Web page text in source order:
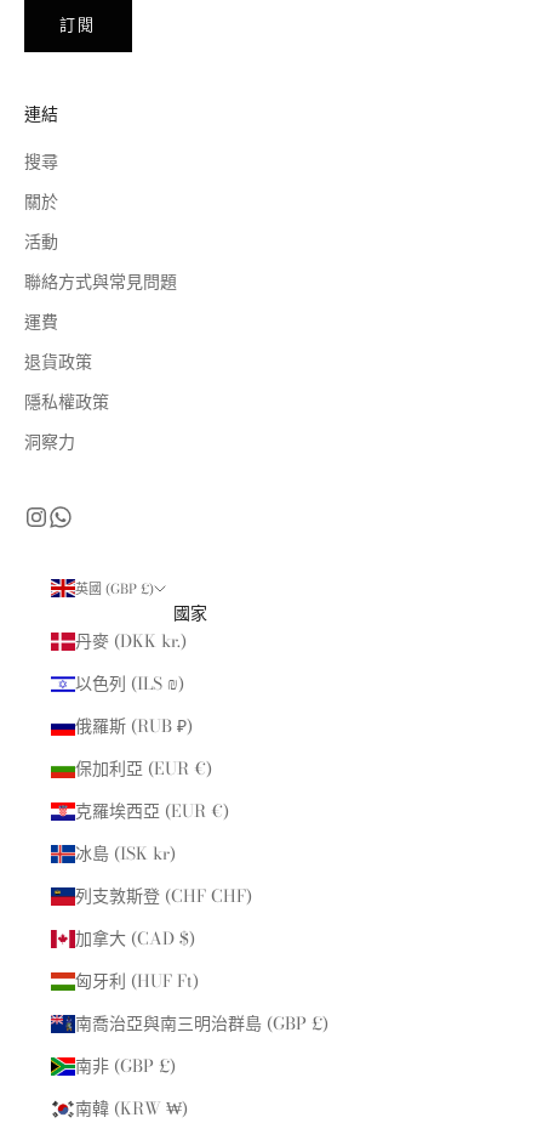
訂閱
連結
搜尋
關於
活動
聯絡方式與常見問題
運費
退貨政策
隱私權政策
洞察力
英國 (GBP £)
國家
丹麥 (DKK kr.)
以色列 (ILS ₪)
俄羅斯 (RUB ₽)
保加利亞 (EUR €)
克羅埃西亞 (EUR €)
冰島 (ISK kr)
列支敦斯登 (CHF CHF)
加拿大 (CAD $)
匈牙利 (HUF Ft)
南喬治亞與南三明治群島 (GBP £)
南非 (GBP £)
南韓 (KRW ₩)